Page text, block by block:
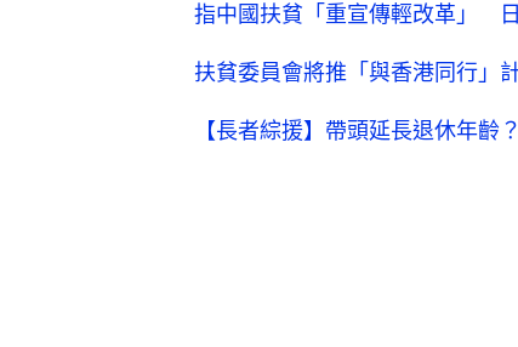
指中國扶貧「重宣傳輕改革」
扶貧委員會將推「與香港同行
【長者綜援】帶頭延長退休年齡